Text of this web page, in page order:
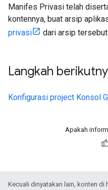
Manifes Privasi telah
kontennya, buat arsip
privasi
dari arsip tersebut.
Langkah
Konfigurasi project Konsol
Apakah
Kecuali dinyatakan lain, konten di